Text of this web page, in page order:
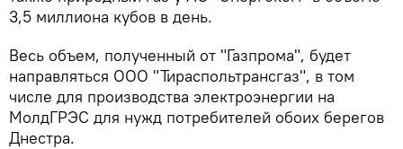
3,5 миллиона кубов в день.
Весь объем, полученный от "Газпрома", будет
направляться ООО "Тираспольтрансгаз", в том
числе для производства электроэнергии на
МолдГРЭС для нужд потребителей обоих берегов
Днестра.